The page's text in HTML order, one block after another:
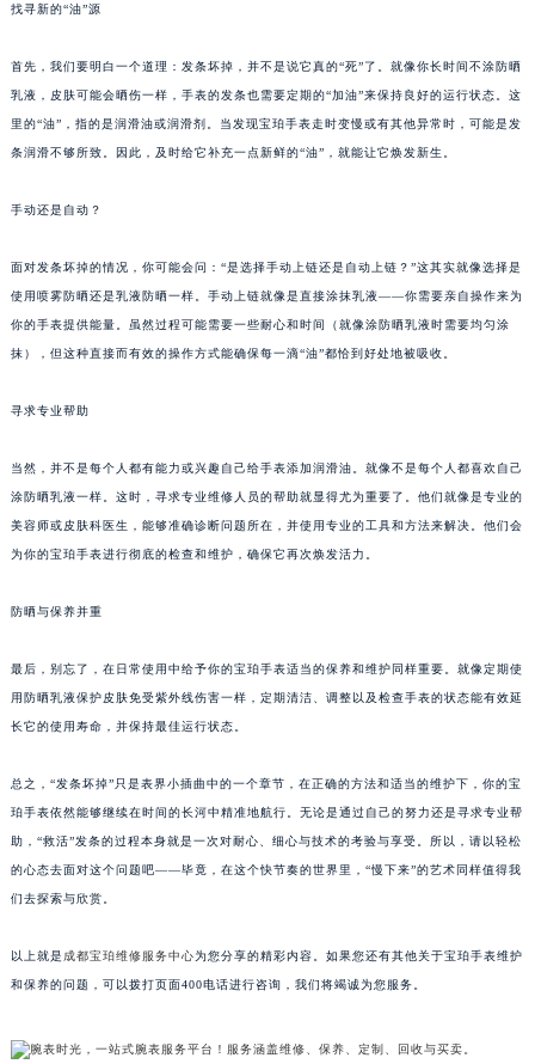
找寻新的“油”源
首先，我们要明白一个道理：发条坏掉，并不是说它真的“死”了。就像你长时间不涂防晒
乳液，皮肤可能会晒伤一样，手表的发条也需要定期的“加油”来保持良好的运行状态。这
里的“油”，指的是润滑油或润滑剂。当发现宝珀手表走时变慢或有其他异常时，可能是发
条润滑不够所致。因此，及时给它补充一点新鲜的“油”，就能让它焕发新生。
手动还是自动？
面对发条坏掉的情况，你可能会问：“是选择手动上链还是自动上链？”这其实就像选择是
使用喷雾防晒还是乳液防晒一样。手动上链就像是直接涂抹乳液——你需要亲自操作来为
你的手表提供能量。虽然过程可能需要一些耐心和时间（就像涂防晒乳液时需要均匀涂
抹），但这种直接而有效的操作方式能确保每一滴“油”都恰到好处地被吸收。
寻求专业帮助
当然，并不是每个人都有能力或兴趣自己给手表添加润滑油。就像不是每个人都喜欢自己
涂防晒乳液一样。这时，寻求专业维修人员的帮助就显得尤为重要了。他们就像是专业的
美容师或皮肤科医生，能够准确诊断问题所在，并使用专业的工具和方法来解决。他们会
为你的宝珀手表进行彻底的检查和维护，确保它再次焕发活力。
防晒与保养并重
最后，别忘了，在日常使用中给予你的宝珀手表适当的保养和维护同样重要。就像定期使
用防晒乳液保护皮肤免受紫外线伤害一样，定期清洁、调整以及检查手表的状态能有效延
长它的使用寿命，并保持最佳运行状态。
总之，“发条坏掉”只是表界小插曲中的一个章节，在正确的方法和适当的维护下，你的宝
珀手表依然能够继续在时间的长河中精准地航行。无论是通过自己的努力还是寻求专业帮
助，“救活”发条的过程本身就是一次对耐心、细心与技术的考验与享受。所以，请以轻松
的心态去面对这个问题吧——毕竟，在这个快节奏的世界里，“慢下来”的艺术同样值得我
们去探索与欣赏。
以上就是 成都宝珀维修服务中心为您分享的精彩内容。如果您还有其他关于宝珀手表维护
和保养的问题，可以拨打页面400电话进行咨询，我们将竭诚为您服务。